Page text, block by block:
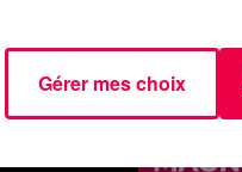
Gérer mes choix